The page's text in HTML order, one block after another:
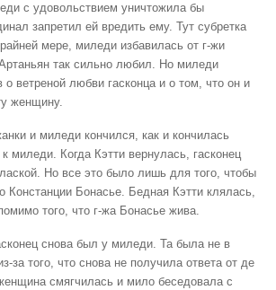
с удовольствием уничтожила бы
запретил ей вредить ему. Тут субретка
мере, миледи избавилась от г-жи
так сильно любил. Но миледи
о ветреной любви гасконца и о том, что он и
женщину.
и миледи кончился, как и кончилась
миледи. Когда Кэтти вернулась, гасконец
Но все это было лишь для того, чтобы
Констанции Бонасье. Бедная Кэтти клялась,
того, что г-жа Бонасье жива.
снова был у миледи. Та была не в
за того, что снова не получила ответа от де
смягчилась и мило беседовала с